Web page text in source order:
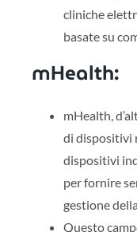
cliniche
basate su
mHealth:
mHealth,
di dispositivi
dispositivi
per fornire
gestione
Questo